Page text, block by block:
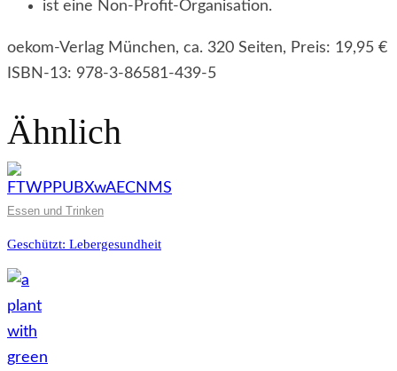
ist eine Non-Profit-Organisation.
oekom-Verlag München, ca. 320 Seiten, Preis: 19,95 €
ISBN-13: 978-3-86581-439-5
Ähnlich
Essen und Trinken
Geschützt: Lebergesundheit